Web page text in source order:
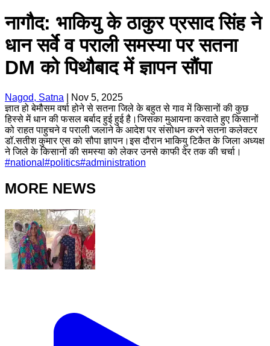
नागौद: भाकियु के ठाकुर प्रसाद सिंह ने
धान सर्वे व पराली समस्या पर सतना
DM को पिथौबाद में ज्ञापन सौंपा
Nagod, Satna
Nov 5, 2025
ज्ञात हो बेमौसम वर्षा होने से सतना जिले के बहुत से गाव में किसानों की कुछ
हिस्से में धान की फसल बर्बाद हुई हुई है।जिसका मुआयना करवाते हुए किसानों
को राहत पाहुचने व पराली जलाने के आदेश पर संसोधन करने सतना कलेक्टर
डॉ.सतीश कुमार एस को सौपा ज्ञापन।इस दौरान भाकियु टिकैत के जिला अध्यक्ष
ने जिले के किसानों की समस्या को लेकर उनसे काफी देर तक की चर्चा।
#national #politics#administration
MORE NEWS